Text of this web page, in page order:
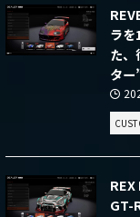
ラ
た、
ター
REX
GT-